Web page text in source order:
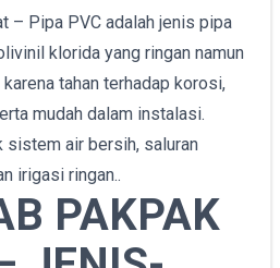
– Pipa PVC adalah jenis pipa
klorida yang ringan namun
tahan terhadap korosi,
mudah dalam instalasi.
sistem air bersih, saluran
irigasi ringan..
PAKPAK